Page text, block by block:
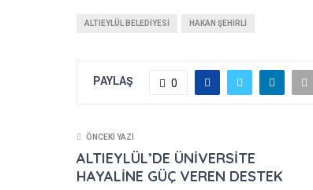
ALTIEYLÜL BELEDIYESI HAKAN ŞEHIRLI
PAYLAŞ 0
ÖNCEKI YAZI
ALTIEYLÜL’DE ÜNİVERSİTE
HAYALİNE GÜÇ VEREN DESTEK